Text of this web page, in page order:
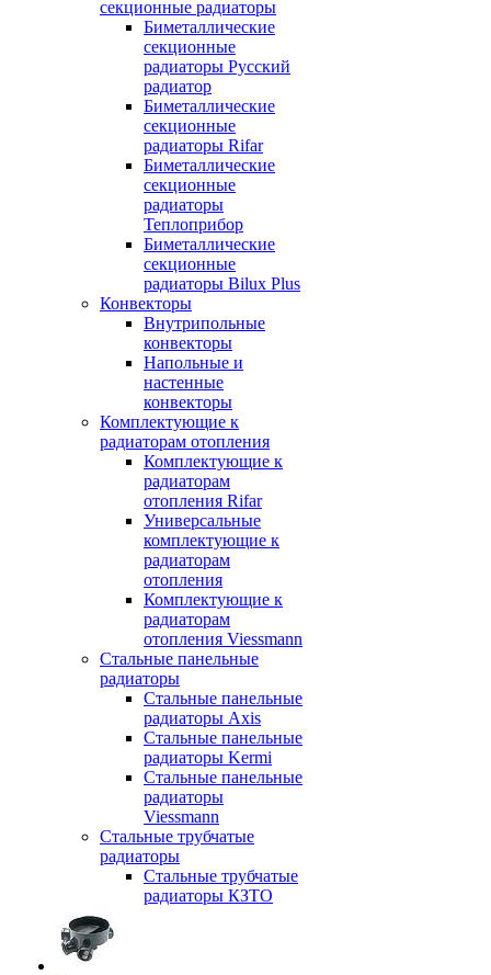
секционные радиаторы
Биметаллические
секционные
радиаторы Русский
радиатор
Биметаллические
секционные
радиаторы Rifar
Биметаллические
секционные
радиаторы
Теплоприбор
Биметаллические
секционные
радиаторы Bilux Plus
Конвекторы
Внутрипольные
конвекторы
Напольные и
настенные
конвекторы
Комплектующие к
радиаторам отопления
Комплектующие к
радиаторам
отопления Rifar
Универсальные
комплектующие к
радиаторам
отопления
Комплектующие к
радиаторам
отопления Viessmann
Стальные панельные
радиаторы
Стальные панельные
радиаторы Axis
Стальные панельные
радиаторы Kermi
Стальные панельные
радиаторы
Viessmann
Стальные трубчатые
радиаторы
Стальные трубчатые
радиаторы КЗТО